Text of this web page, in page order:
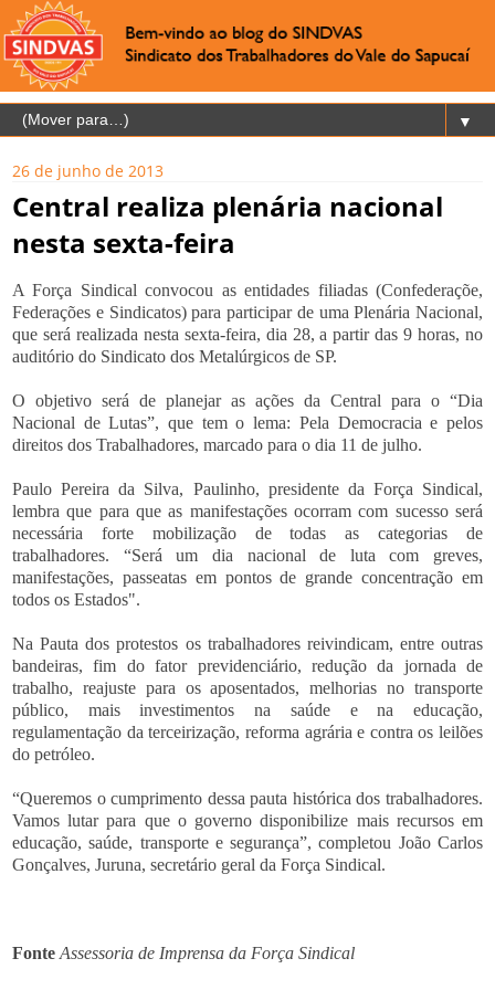
▼
26 de junho de 2013
Central realiza plenária nacional
nesta sexta-feira
A Força Sindical convocou as entidades filiadas (Confederaçõe,
Federações e Sindicatos) para participar de uma Plenária Nacional,
que será realizada nesta sexta-feira, dia 28, a partir das 9 horas, no
auditório do Sindicato dos Metalúrgicos de SP.
O objetivo será de planejar as ações da Central para o “Dia
Nacional de Lutas”, que tem o lema: Pela Democracia e pelos
direitos dos Trabalhadores, marcado para o dia 11 de julho.
Paulo Pereira da Silva, Paulinho, presidente da Força Sindical,
lembra que para que as manifestações ocorram com sucesso será
necessária forte mobilização de todas as categorias de
trabalhadores. “Será um dia nacional de luta com greves,
manifestações, passeatas em pontos de grande concentração em
todos os Estados".
Na Pauta dos protestos os trabalhadores reivindicam, entre outras
bandeiras, fim do fator previdenciário, redução da jornada de
trabalho, reajuste para os aposentados, melhorias no transporte
público, mais investimentos na saúde e na educação,
regulamentação da terceirização, reforma agrária e contra os leilões
do petróleo.
“Queremos o cumprimento dessa pauta histórica dos trabalhadores.
Vamos lutar para que o governo disponibilize mais recursos em
educação, saúde, transporte e segurança”, completou João Carlos
Gonçalves, Juruna, secretário geral da Força Sindical.
Fonte Assessoria de Imprensa da Força Sindical